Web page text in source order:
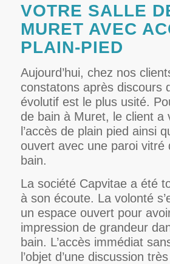
VOTRE SALLE
MURET AVEC
PLAIN-PIED
Aujourd’hui, chez nos
constatons après discours
évolutif est le plus usité.
de bain à Muret, le client a
l’accès de plain pied ainsi
ouvert avec une paroi vitré
bain.
La société Capvitae a été
à son écoute. La volonté
un espace ouvert pour
impression de grandeur
bain. L’accès immédiat
l’objet d’une discussion